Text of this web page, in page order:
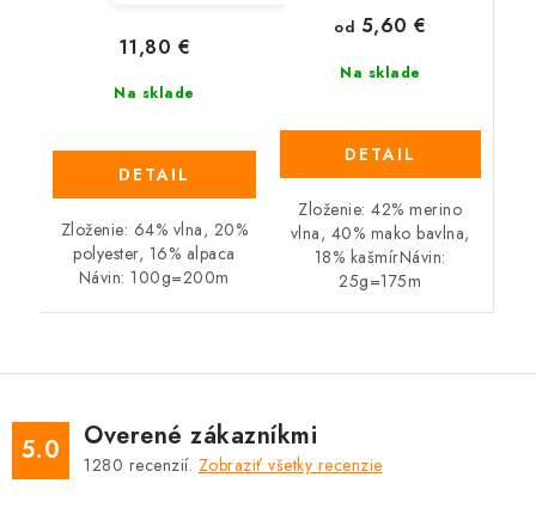
Na sklade
11,80 €
DETAIL
Zloženie: 64% vlna, 20%
polyester, 16% alpaca
Návin: 100g=200m
Na sklade
od 5,60 €
DETAIL
Zloženie: 42% merino
vlna, 40% mako bavlna,
18% kašmírNávin:
25g=175m
5.0 Overené zákazníkmi
1280 recenzií. Zobraziť všetky recenzie